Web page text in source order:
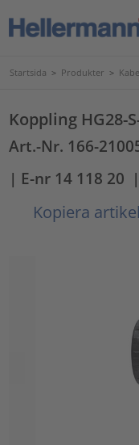
Startsida > Produkter >
Koppling HG28-
Art.-Nr. 166-
| E-nr 14 118 20 |
Kopiera